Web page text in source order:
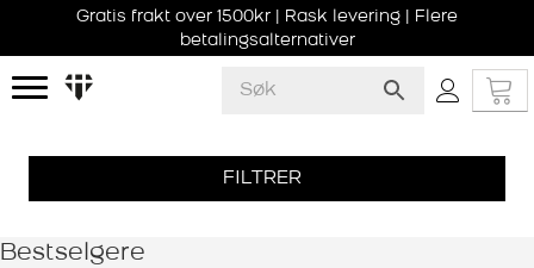
Gratis frakt over 1500kr | Rask levering | Flere
betalingsalternativer
FILTRER
Bestselgere